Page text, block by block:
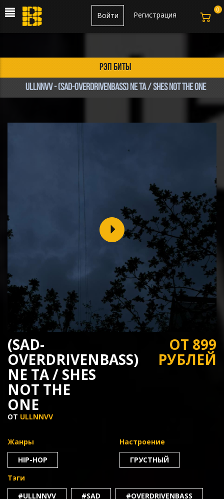
Регистрация
Войти
рэп биты
ullnnvv - (SAD-OVERDRIVENbass) NE TA / SHEs NOT THE ONE
(SAD-
OVERDRIVENBASS)
NE TA / SHES
NOT THE
ONE
ОТ ULLNNVV
ОТ 899
РУБЛЕЙ
Жанры
HIP-HOP
Настроение
ГРУСТНЫЙ
Тэги
#ULLNNVV
#SAD #OVERDRIVENBASS
0